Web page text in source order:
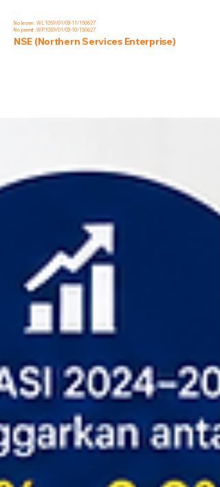
No lesen : WL1059/01/03-11/150627
No permit :WP1059/01/03-10/150627
NSE (Northern Services Enterprise)